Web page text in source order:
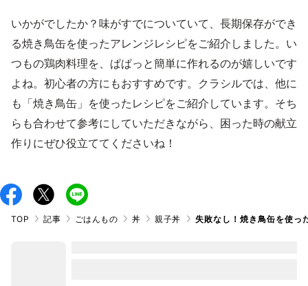
いかがでしたか？味がすでについていて、長期保存ができ
る焼き鳥缶を使ったアレンジレシピをご紹介しました。い
つもの鶏肉料理を、ぱぱっと簡単に作れるのが嬉しいです
よね。初心者の方にもおすすめです。クラシルでは、他に
も「焼き鳥缶」を使ったレシピをご紹介しています。そち
らも合わせて参考にしていただきながら、困った時の献立
作りにぜひ役立ててくださいね！
TOP 記事 ごはんもの 丼 親子丼 失敗なし！焼き鳥缶を使っ